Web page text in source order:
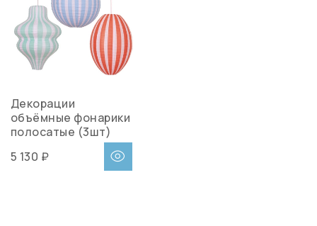
Декорации
объёмные фонарики
полосатые (3шт)
5 130 ₽